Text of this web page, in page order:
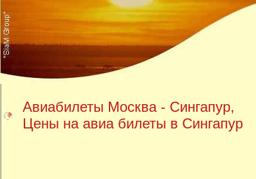
Авиабилеты Москва - Сингапур,
Цены на авиа билеты в Сингапур